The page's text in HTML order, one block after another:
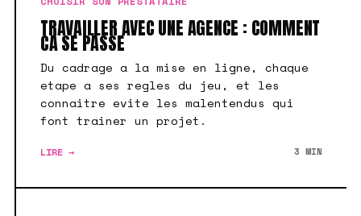
TRAVAILLER AVEC UNE AGENCE : COMMENT
CA SE PASSE
Du cadrage a la mise en ligne, chaque
etape a ses regles du jeu, et les
connaitre evite les malentendus qui
font trainer un projet.
LIRE → 3 MIN